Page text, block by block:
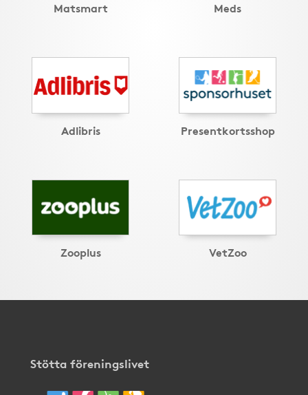
Matsmart Meds
Adlibris Presentkortsshop
Zooplus VetZoo
Stötta föreningslivet